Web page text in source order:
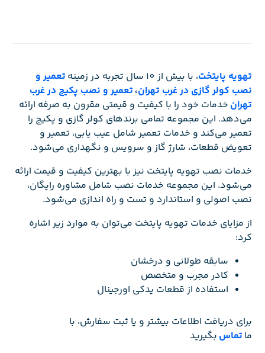
تهویه پایتخت، با بیش از 10 سال تجربه در زمینه
تعمیر و
نصب کولر گازی در غرب تهران، تعمیر و نصب پکیج در غرب
تهران خدمات خود را با کیفیت و قیمتی مقرون به صرفه ارائه
می‌دهد. این مجموعه تمامی برندهای کولر گازی و پکیج را
تعمیر می‌کند و خدمات تعمیر شامل عیب یابی، تعمیر و
تعویض قطعات، شارژ گاز و سرویس و نگهداری می‌شود.
خدمات نصب تهویه پایتخت نیز با بهترین کیفیت و قیمت ارائه
می‌شود. این مجموعه خدمات نصب شامل مشاوره رایگان،
نصب اصولی و استاندارد و تست و راه اندازی می‌شود.
از مزایای خدمات تهویه پایتخت می‌توان به موارد زیر اشاره
کرد:
سابقه طولانی و درخشان
کادر مجرب و متخصص
استفاده از قطعات یدکی اورجینال
برای دریافت اطلاعات بیشتر و یا ثبت سفارش، با
ما تماس بگیرید